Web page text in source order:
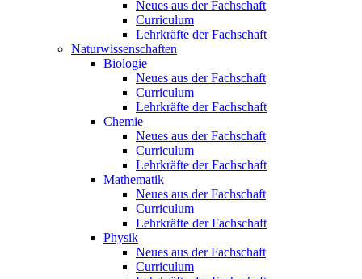
Neues aus der Fachschaft
Curriculum
Lehrkräfte der Fachschaft
Naturwissenschaften
Biologie
Neues aus der Fachschaft
Curriculum
Lehrkräfte der Fachschaft
Chemie
Neues aus der Fachschaft
Curriculum
Lehrkräfte der Fachschaft
Mathematik
Neues aus der Fachschaft
Curriculum
Lehrkräfte der Fachschaft
Physik
Neues aus der Fachschaft
Curriculum